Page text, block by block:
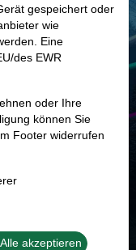
Mrd. USD
Mio. USD
gespeichert oder
wie
Eine
des EWR
oder Ihre
können Sie
Footer widerrufen
Alle akzeptieren